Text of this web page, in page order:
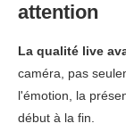
attention
La qualité live
caméra, pas
l'émotion, la
début à la fin.